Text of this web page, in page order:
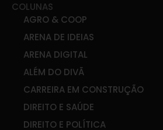
COLUNAS
AGRO & COOP
ARENA DE IDEIAS
ARENA DIGITAL
ALÉM DO DIVÃ
CARREIRA EM CONSTRUÇÃO
DIREITO E SAÚDE
DIREITO E POLÍTICA